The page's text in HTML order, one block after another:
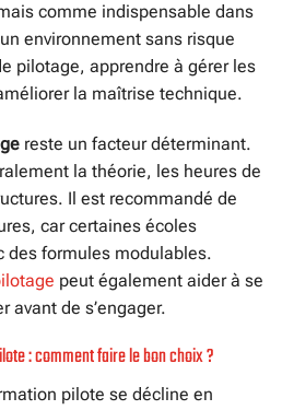
comme indispensable dans
environnement sans risque
pilotage, apprendre à gérer les
la maîtrise technique.
reste un facteur déterminant.
la théorie, les heures de
Il est recommandé de
car certaines écoles
des formules modulables.
peut également aider à se
avant de s’engager.
: comment faire le bon choix ?
pilote se décline en